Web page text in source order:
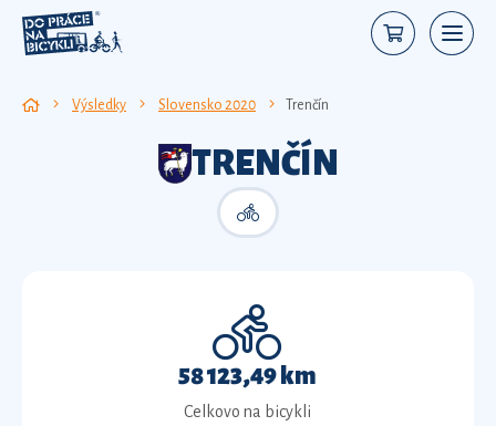
Výsledky Slovensko 2020 Trenčín
TRENČÍN
58 123,49 km
Celkovo na bicykli